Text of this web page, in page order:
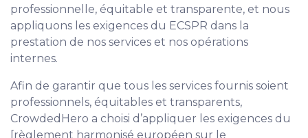
professionnelle, équitable et transparente, et nous
appliquons les exigences du ECSPR dans la
prestation de nos services et nos opérations
internes.
Afin de garantir que tous les services fournis soient
professionnels, équitables et transparents,
CrowdedHero a choisi d’appliquer les exigences du
[règlement harmonisé européen sur le